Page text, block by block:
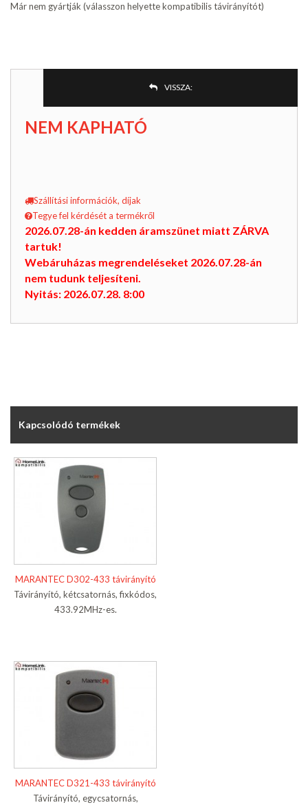
Már nem gyártják (válasszon helyette kompatibilis távirányítót)
VISSZA:
NEM KAPHATÓ
Szállítási információk, díjak
Tegye fel kérdését a termékről
2026.07.28-án kedden áramszünet miatt ZÁRVA
tartuk!
Webáruházas megrendeléseket 2026.07.28-án
nem tudunk teljesíteni.
Nyitás: 2026.07.28. 8:00
Kapcsolódó termékek
MARANTEC D302-433 távirányító
Távirányító, kétcsatornás, fixkódos,
433.92MHz-es.
MARANTEC D321-433 távirányító
Távirányító, egycsatornás,